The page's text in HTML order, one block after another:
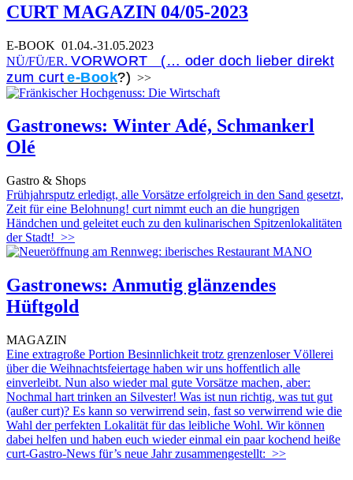
CURT MAGAZIN 04/05-2023
E-BOOK 01.04.-31.05.2023
NÜ/FÜ/ER. VORWORT (… oder doch lieber direkt
zum curt e-Book?) >>
Gastronews: Winter Adé, Schmankerl
Olé
Gastro & Shops
Frühjahrsputz erledigt, alle Vorsätze erfolgreich in den Sand gesetzt,
Zeit für eine Belohnung! curt nimmt euch an die hungrigen
Händchen und geleitet euch zu den kulinarischen Spitzenlokalitäten
der Stadt! >>
Gastronews: Anmutig glänzendes
Hüftgold
MAGAZIN
Eine extragroße Portion Besinnlichkeit trotz grenzenloser Völlerei
über die Weihnachtsfeiertage haben wir uns hoffentlich alle
einverleibt. Nun also wieder mal gute Vorsätze machen, aber:
Nochmal hart trinken an Silvester! Was ist nun richtig, was tut gut
(außer curt)? Es kann so verwirrend sein, fast so verwirrend wie die
Wahl der perfekten Lokalität für das leibliche Wohl. Wir können
dabei helfen und haben euch wieder einmal ein paar kochend heiße
curt-Gastro-News für’s neue Jahr zusammengestellt: >>